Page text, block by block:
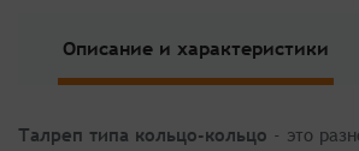
Описание и характеристики
Талреп типа кольцо-кольцо - это